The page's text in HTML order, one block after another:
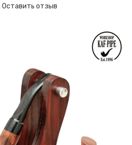
Оставить отзыв